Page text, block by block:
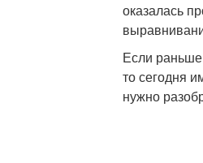
оказалась
Если
то сегодня
нужно